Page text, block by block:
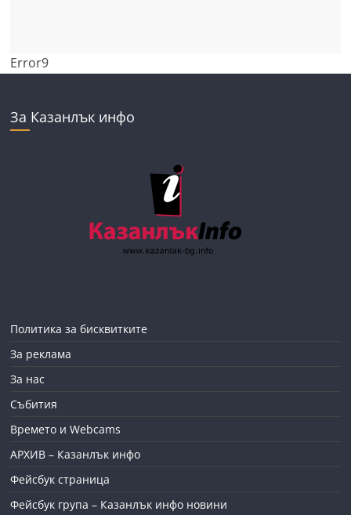
Error9
За Казанлък инфо
Политика за бисквитките
За реклама
За нас
Събития
Времето и Webcams
АРХИВ – Казанлък инфо
Фейсбук страница
Фейсбук група – Казанлък инфо новини